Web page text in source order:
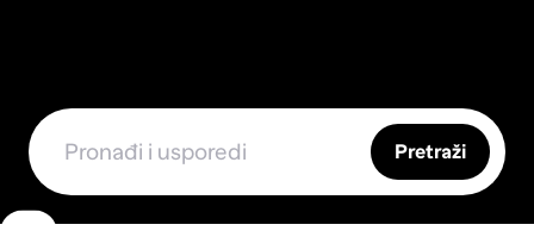
Pretraži